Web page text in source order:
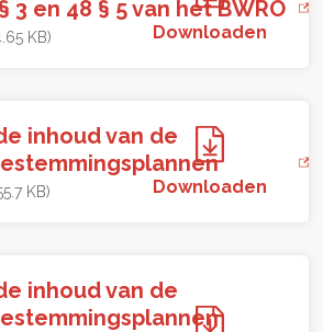
3 en 48 § 5 van het BWRO
KB) Downloaden
inhoud van de
KB) Downloaden
inhoud van de